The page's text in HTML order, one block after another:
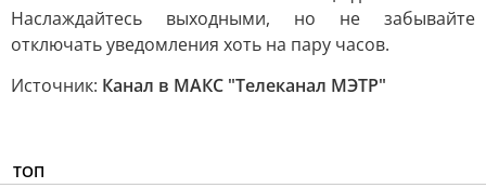
Наслаждайтесь выходными, но не забывайте
отключать уведомления хоть на пару часов.
Источник: Канал в МАКС "Телеканал МЭТР"
ТОП